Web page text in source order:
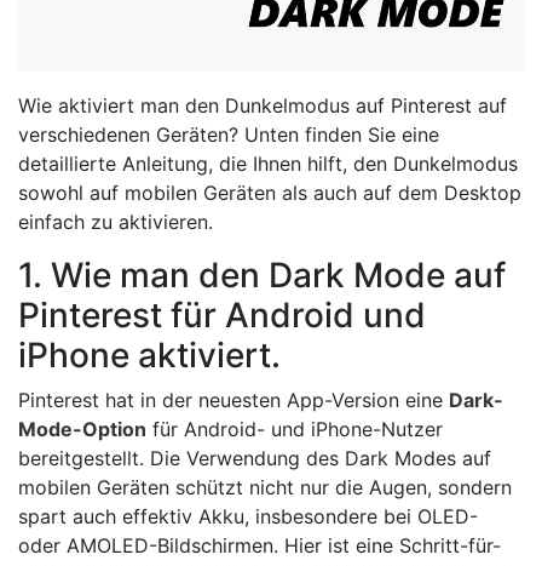
Wie aktiviert man den Dunkelmodus auf Pinterest auf
verschiedenen Geräten? Unten finden Sie eine
detaillierte Anleitung, die Ihnen hilft, den Dunkelmodus
sowohl auf mobilen Geräten als auch auf dem Desktop
einfach zu aktivieren.
1. Wie man den Dark Mode auf
Pinterest für Android und
iPhone aktiviert.
Pinterest hat in der neuesten App-Version eine Dark-
Mode-Option für Android- und iPhone-Nutzer
bereitgestellt. Die Verwendung des Dark Modes auf
mobilen Geräten schützt nicht nur die Augen, sondern
spart auch effektiv Akku, insbesondere bei OLED-
oder AMOLED-Bildschirmen. Hier ist eine Schritt-für-